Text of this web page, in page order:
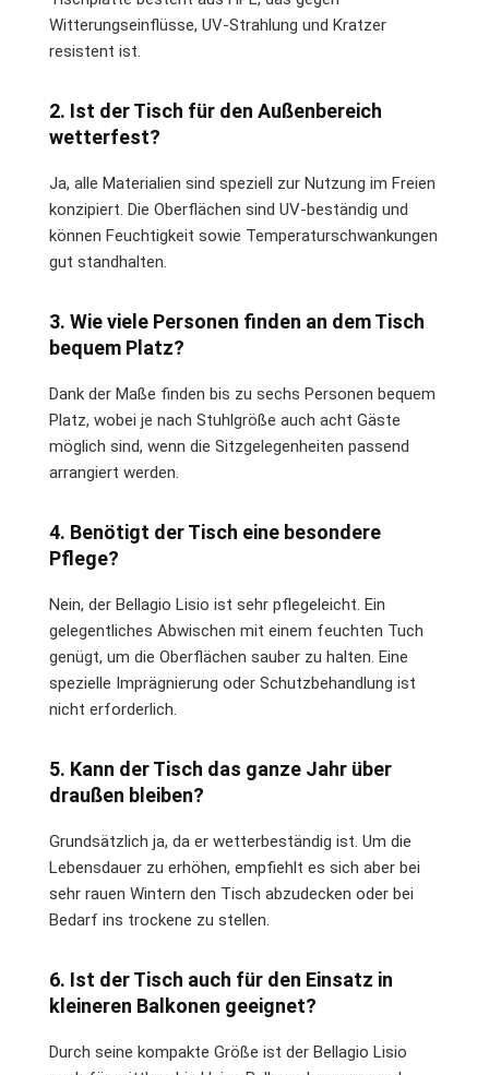
Witterungseinflüsse, UV-Strahlung und Kratzer
resistent ist.
2. Ist der Tisch für den Außenbereich
wetterfest?
Ja, alle Materialien sind speziell zur Nutzung im Freien
konzipiert. Die Oberflächen sind UV-beständig und
können Feuchtigkeit sowie Temperaturschwankungen
gut standhalten.
3. Wie viele Personen finden an dem Tisch
bequem Platz?
Dank der Maße finden bis zu sechs Personen bequem
Platz, wobei je nach Stuhlgröße auch acht Gäste
möglich sind, wenn die Sitzgelegenheiten passend
arrangiert werden.
4. Benötigt der Tisch eine besondere
Pflege?
Nein, der Bellagio Lisio ist sehr pflegeleicht. Ein
gelegentliches Abwischen mit einem feuchten Tuch
genügt, um die Oberflächen sauber zu halten. Eine
spezielle Imprägnierung oder Schutzbehandlung ist
nicht erforderlich.
5. Kann der Tisch das ganze Jahr über
draußen bleiben?
Grundsätzlich ja, da er wetterbeständig ist. Um die
Lebensdauer zu erhöhen, empfiehlt es sich aber bei
sehr rauen Wintern den Tisch abzudecken oder bei
Bedarf ins trockene zu stellen.
6. Ist der Tisch auch für den Einsatz in
kleineren Balkonen geeignet?
Durch seine kompakte Größe ist der Bellagio Lisio